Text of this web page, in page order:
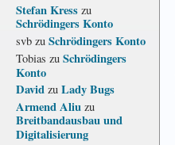
Stefan Kress zu
Schrödingers Konto
svb zu Schrödingers Konto
Tobias zu Schrödingers
Konto
David zu Lady Bugs
Armend Aliu zu
Breitbandausbau und
Digitalisierung